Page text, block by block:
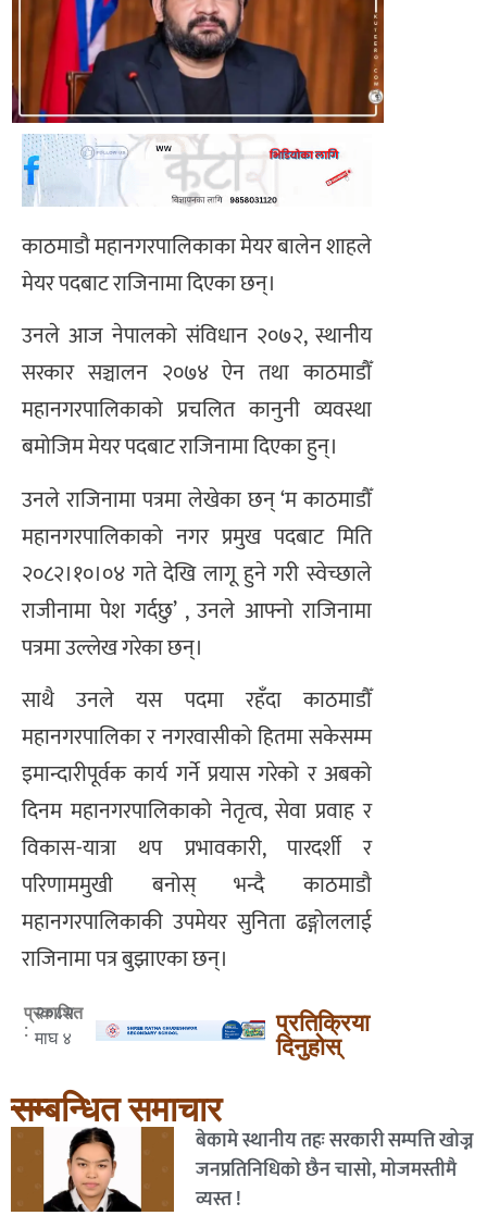
काठमाडौ महानगरपालिकाका मेयर बालेन शाहले
मेयर पदबाट राजिनामा दिएका छन्।
उनले आज नेपालको संविधान २०७२, स्थानीय
सरकार सञ्चालन २०७४ ऐन तथा काठमाडौँ
महानगरपालिकाको प्रचलित कानुनी व्यवस्था
बमोजिम मेयर पदबाट राजिनामा दिएका हुन्।
उनले राजिनामा पत्रमा लेखेका छन् ‘म काठमाडौँ
महानगरपालिकाको नगर प्रमुख पदबाट मिति
२०८२।१०।०४ गते देखि लागू हुने गरी स्वेच्छाले
राजीनामा पेश गर्दछु’ , उनले आफ्नो राजिनामा
पत्रमा उल्लेख गरेका छन्।
साथै उनले यस पदमा रहँदा काठमाडौँ
महानगरपालिका र नगरवासीको हितमा सकेसम्म
इमान्दारीपूर्वक कार्य गर्ने प्रयास गरेको र अबको
दिनम महानगरपालिकाको नेतृत्व, सेवा प्रवाह र
विकास-यात्रा थप प्रभावकारी, पारदर्शी र
परिणाममुखी बनोस् भन्दै काठमाडौ
महानगरपालिकाकी उपमेयर सुनिता ढङ्गोललाई
राजिनामा पत्र बुझाएका छन्।
प्रकाशित
:
२०८२
माघ ४
प्रतिक्रिया
दिनुहोस्
सम्बन्धित समाचार
बेकामे स्थानीय तहः सरकारी सम्पत्ति खोज्न
जनप्रतिनिधिको छैन चासो, मोजमस्तीमै
व्यस्त !